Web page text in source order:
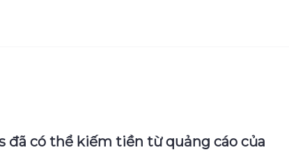
đã có thể kiếm tiền từ quảng cáo của